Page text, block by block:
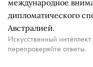
международное
дипломатического
Австралией.
Искусственный
перепроверяйте ответы.